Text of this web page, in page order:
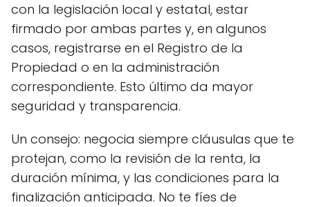
con la legislación local y estatal, estar
firmado por ambas partes y, en algunos
casos, registrarse en el Registro de la
Propiedad o en la administración
correspondiente. Esto último da mayor
seguridad y transparencia.
Un consejo: negocia siempre cláusulas que te
protejan, como la revisión de la renta, la
duración mínima, y las condiciones para la
finalización anticipada. No te fíes de